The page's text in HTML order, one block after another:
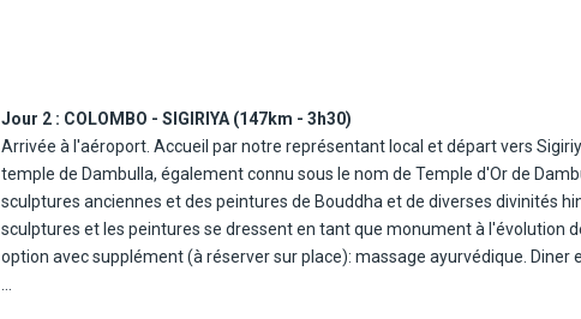
Jour 2 : COLOMBO - SIGIRIYA (147km - 3h30)
Arrivée à l'aéroport. Accueil par notre représentant local et départ vers
temple de Dambulla, également connu sous le nom de Temple d'Or de
sculptures anciennes et des peintures de Bouddha et de diverses divinités
sculptures et les peintures se dressent en tant que monument à l'évolution
option avec supplément (à réserver sur place): massage ayurvédique. Diner